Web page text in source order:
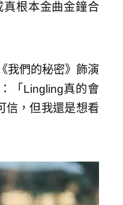
根本金曲金鐘合
我們的秘密》飾演
「Lingling真的會
信，但我還是想看